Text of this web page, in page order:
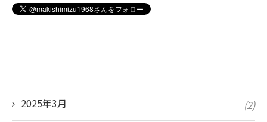
2025年3月 (2)